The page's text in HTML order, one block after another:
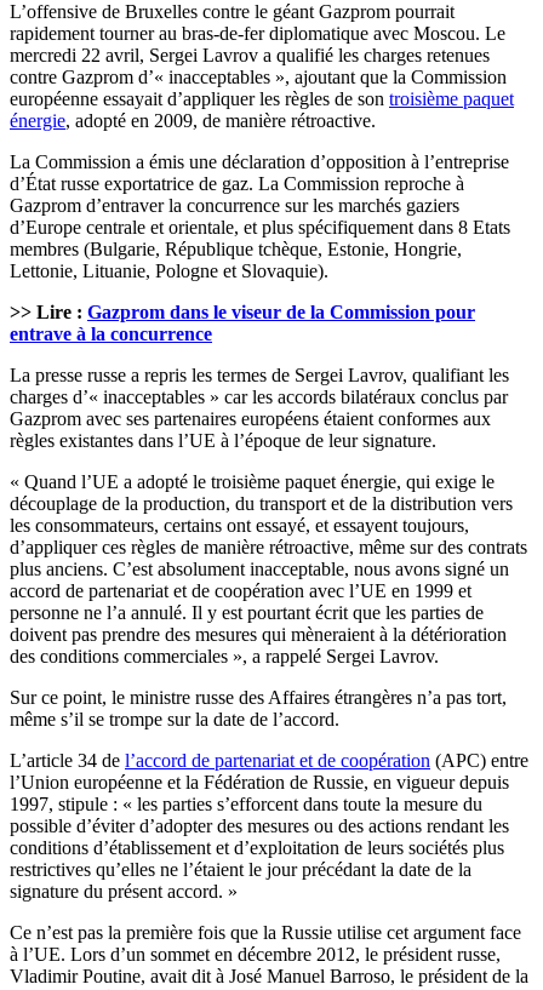
L’offensive de Bruxelles contre le géant Gazprom pourrait
rapidement tourner au bras-de-fer diplomatique avec Moscou. Le
mercredi 22 avril, Sergei Lavrov a qualifié les charges retenues
contre Gazprom d’« inacceptables », ajoutant que la Commission
européenne essayait d’appliquer les règles de son troisième paquet
énergie, adopté en 2009, de manière rétroactive.
La Commission a émis une déclaration d’opposition à l’entreprise
d’État russe exportatrice de gaz. La Commission reproche à
Gazprom d’entraver la concurrence sur les marchés gaziers
d’Europe centrale et orientale, et plus spécifiquement dans 8 Etats
membres (Bulgarie, République tchèque, Estonie, Hongrie,
Lettonie, Lituanie, Pologne et Slovaquie).
>> Lire : Gazprom dans le viseur de la Commission pour
entrave à la concurrence
La presse russe a repris les termes de Sergei Lavrov, qualifiant les
charges d’« inacceptables » car les accords bilatéraux conclus par
Gazprom avec ses partenaires européens étaient conformes aux
règles existantes dans l’UE à l’époque de leur signature.
« Quand l’UE a adopté le troisième paquet énergie, qui exige le
découplage de la production, du transport et de la distribution vers
les consommateurs, certains ont essayé, et essayent toujours,
d’appliquer ces règles de manière rétroactive, même sur des contrats
plus anciens. C’est absolument inacceptable, nous avons signé un
accord de partenariat et de coopération avec l’UE en 1999 et
personne ne l’a annulé. Il y est pourtant écrit que les parties de
doivent pas prendre des mesures qui mèneraient à la détérioration
des conditions commerciales », a rappelé Sergei Lavrov.
Sur ce point, le ministre russe des Affaires étrangères n’a pas tort,
même s’il se trompe sur la date de l’accord.
L’article 34 de l’accord de partenariat et de coopération (APC) entre
l’Union européenne et la Fédération de Russie, en vigueur depuis
1997, stipule : « les parties s’efforcent dans toute la mesure du
possible d’éviter d’adopter des mesures ou des actions rendant les
conditions d’établissement et d’exploitation de leurs sociétés plus
restrictives qu’elles ne l’étaient le jour précédant la date de la
signature du présent accord. »
Ce n’est pas la première fois que la Russie utilise cet argument face
à l’UE. Lors d’un sommet en décembre 2012, le président russe,
Vladimir Poutine, avait dit à José Manuel Barroso, le président de la